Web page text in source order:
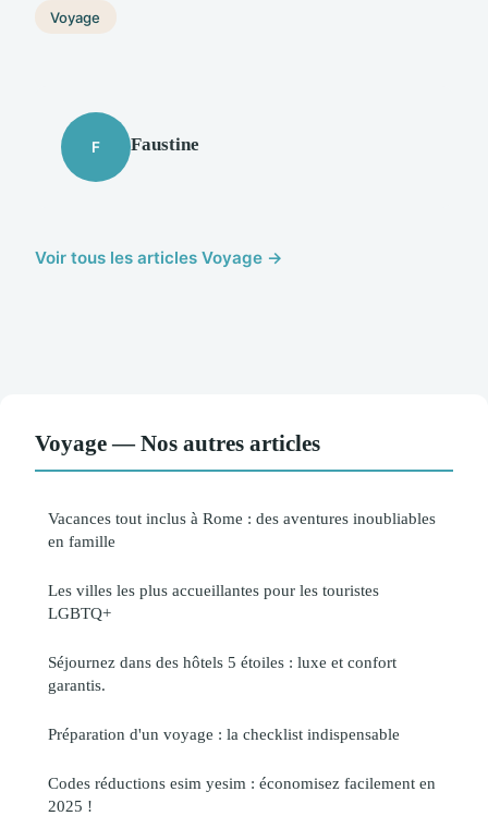
Voyage
F Faustine
Voir tous les articles Voyage →
Voyage — Nos autres articles
Vacances tout inclus à Rome : des aventures inoubliables
en famille
Les villes les plus accueillantes pour les touristes
LGBTQ+
Séjournez dans des hôtels 5 étoiles : luxe et confort
garantis.
Préparation d'un voyage : la checklist indispensable
Codes réductions esim yesim : économisez facilement en
2025 !